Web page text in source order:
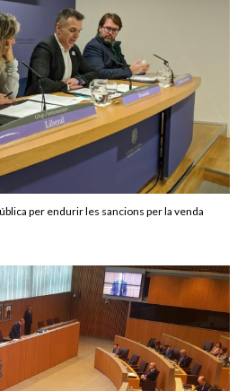
per endurir les sancions per la venda